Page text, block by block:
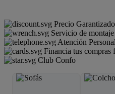
Precio Garantizado
Servicio de
Atención
Financia tus compras
Club Confo